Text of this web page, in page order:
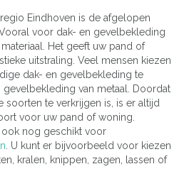
Eindhoven is de afgelopen
voor dak- en gevelbekleding
Het geeft uw pand of
uitstraling. Veel mensen kiezen
dak- en gevelbekleding te
van metaal. Doordat
soorten te verkrijgen is, is er altijd
voor uw pand of woning.
ook nog geschikt voor
. U kunt er bijvoorbeeld voor kiezen
kralen, knippen, zagen, lassen of